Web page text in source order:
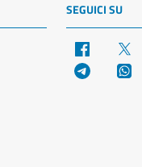
SEGUICI SU
Facebook
Telegram